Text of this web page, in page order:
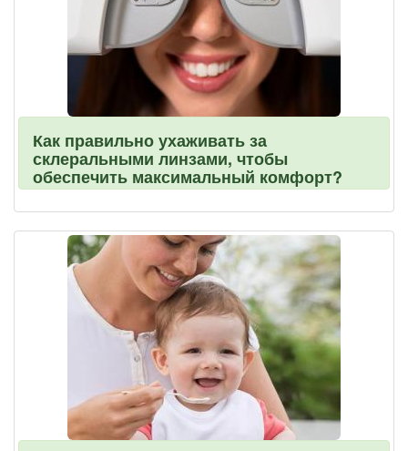
Как правильно ухаживать за
склеральными линзами, чтобы
обеспечить максимальный комфорт?